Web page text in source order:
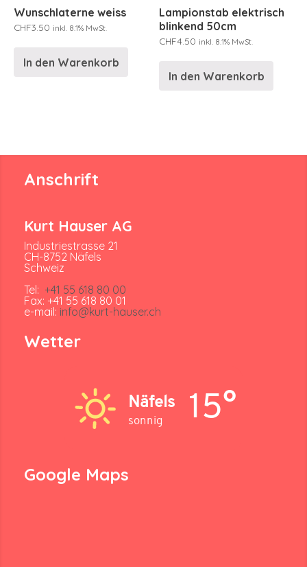
Wunschlaterne weiss
CHF3.50 inkl. 8.1% MwSt.
In den Warenkorb
Lampionstab elektrisch
blinkend 50cm
CHF4.50 inkl. 8.1% MwSt.
In den Warenkorb
Anschrift
Kurt Hauser AG
Industriestrasse 21
CH-8752 Näfels
Schweiz
Tel: +41 55 618 80 00
Fax: +41 55 618 80 01
e-mail: info@kurt-hauser.ch
Wetter
Näfels
sonnig 15°
Google Maps